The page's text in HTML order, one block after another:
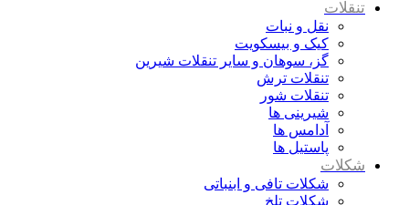
تنقلات
نقل و نبات
کیک و بیسکویت
گز، سوهان و سایر تنقلات شیرین
تنقلات ترش
تنقلات شور
شیرینی ها
آدامس ها
پاستیل ها
شکلات
شکلات تافی و ابنباتی
شکلات تلخ